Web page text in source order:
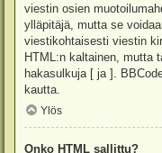
viestin osien
ylläpitäjä, mutta se
viestikohtaisesti viestin
HTML:n kaltainen, mutta
hakasulkuja [ ja ].
kautta.
Ylös
Onko HTML sallittu?